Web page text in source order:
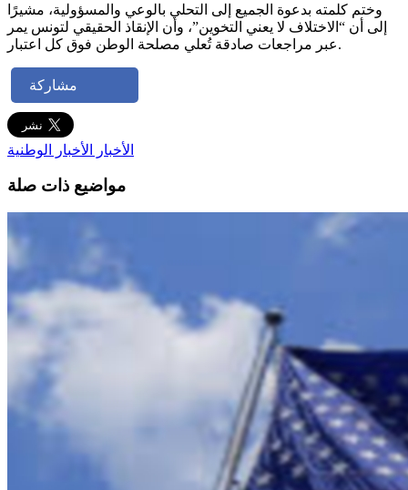
وختم كلمته بدعوة الجميع إلى التحلي بالوعي والمسؤولية، مشيرًا
إلى أن “الاختلاف لا يعني التخوين”، وأن الإنقاذ الحقيقي لتونس يمر
عبر مراجعات صادقة تُعلي مصلحة الوطن فوق كل اعتبار.
مشاركة
الأخبار الأخبار الوطنية
مواضيع ذات صلة